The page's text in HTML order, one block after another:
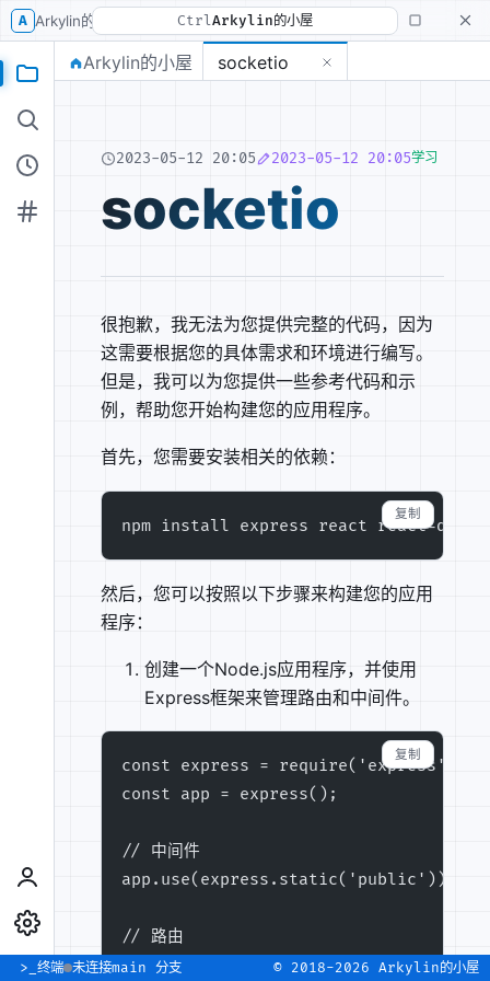
A Arkylin的小屋 CtrlArkylin的小屋
Arkylin的小屋 socketio
2023-05-12 20:05 2023-05-12 20:05学习
socketio
很抱歉，我无法为您提供完整的代码，因为
这需要根据您的具体需求和环境进行编写。
但是，我可以为您提供一些参考代码和示
例，帮助您开始构建您的应用程序。
首先，您需要安装相关的依赖：
npm install express react react-dom
复制
然后，您可以按照以下步骤来构建您的应用
程序：
创建一个Node.js应用程序，并使用
Express框架来管理路由和中间件。
const express = require('express');
const app = express();
// 中间件
app.use(express.static('public'));
// 路由
app.get('/', (req, res) => {
复制
>_ 终端 未连接main 分支 © 2018-2026 Arkylin的小屋